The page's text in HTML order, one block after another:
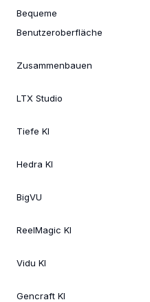
Bequeme
Benutzeroberfläche
Zusammenbauen
LTX Studio
Tiefe KI
Hedra KI
BigVU
ReelMagic KI
Vidu KI
Gencraft KI